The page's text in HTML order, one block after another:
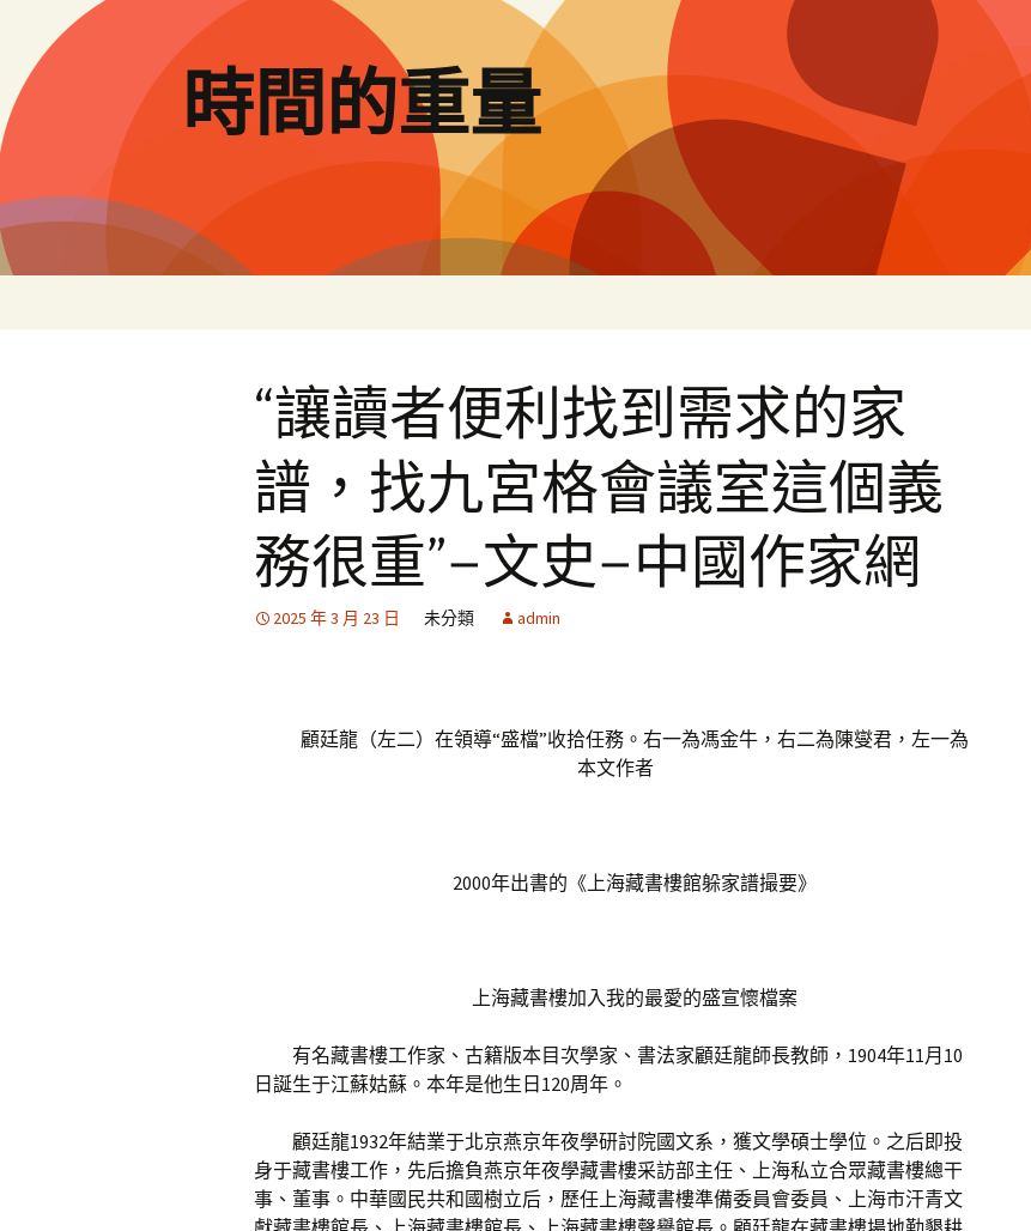
要
內
容
時間的重量
“讓讀者便利找到需求的家
譜，找九宮格會議室這個義
務很重”–文史–中國作家網
2025 年 3 月 23 日 未分類 admin
顧廷龍（左二）在領導“盛檔”收拾任務。右一為馮金牛，右二為陳燮君，左一為
本文作者
2000年出書的《上海藏書樓館躲家譜撮要》
上海藏書樓加入我的最愛的盛宣懷檔案
有名藏書樓工作家、古籍版本目次學家、書法家顧廷龍師長教師，1904年11月10
日誕生于江蘇姑蘇。本年是他生日120周年。
顧廷龍1932年結業于北京燕京年夜學研討院國文系，獲文學碩士學位。之后即投
身于藏書樓工作，先后擔負燕京年夜學藏書樓采訪部主任、上海私立合眾藏書樓總干
事、董事。中華國民共和國樹立后，歷任上海藏書樓準備委員會委員、上海市汗青文